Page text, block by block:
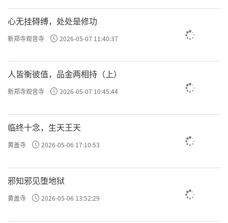
许方勇解读《了凡四训》（二）
许方勇解读《了凡四训》（四）
许方勇解读《了凡四训》（五）
许方勇解读《了凡四训》（六）
许方勇解读《了凡四训》（七）
许方勇解读《了凡四训》（九）
心无挂碍缚，处处是修功
新郑寺观音寺 2026-05-07 11:40:37
人皆衡彼值，品金两相持（上）
新郑寺观音寺 2026-05-07 10:45:44
临终十念，生天王天
黄盖寺 2026-05-06 17:10:53
邪知邪见堕地狱
黄盖寺 2026-05-06 13:52:29